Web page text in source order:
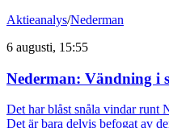
Aktieanalys/Nederman
6 augusti, 15:55
Nederman: Vändning i
Det har blåst snåla vindar runt
Det är bara delvis befogat av